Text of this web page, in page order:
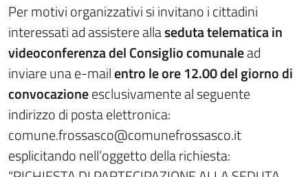
Per motivi organizzativi si invitano i cittadini
interessati ad assistere allaseduta telematica in
videoconferenzadel Consiglio comunalead
inviare una e-mailentro le ore 12.00 del giorno di
convocazioneesclusivamente al seguente
indirizzo di posta elettronica:
comune.frossasco@comunefrossasco.it
esplicitando nell’oggetto della richiesta: